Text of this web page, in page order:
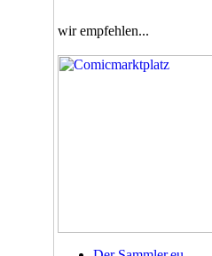
wir empfehlen...